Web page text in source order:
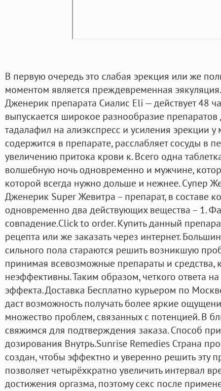
В первую очередь это слабая эрекция или же
моментом является преждевременная
Дженерик препарата Сиалис Eli — действует 48
выпускается широкое разнообразие препаратов
тадалафил на алиэкспресс и усиления эрекции
содержится в препарате, расслабляет сосуды в
увеличению притока крови к. Всего одна
волшебную ночь одновременно и мужчине,
которой всегда нужно дольше и нежнее. Супер
Дженерик Super Жевитра – препарат, в составе
одновременно два действующих вещества – 1.
совпадение.Click to order. Купить данный
рецепта или же заказать через интернет.
сильного пола стараются решить возникшую
принимая всевозможные препараты и средства,
неэффективны. Таким образом, четкого ответа
эффекта. Доставка Бесплатно курьером по
даст возможность получать более яркие
множество проблем, связанных с потенцией. В
свяжимся для подтверждения заказа. Способ
дозирования Внутрь.Sunrise Remedies Страна
создан, чтобы эффектно и уверенно решить эту
позволяет четырёхкратно увеличить интервал
достижения оргазма, поэтому секс после